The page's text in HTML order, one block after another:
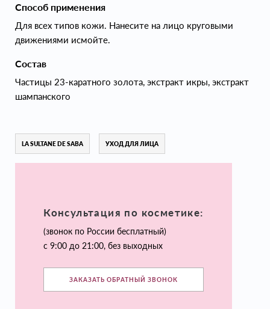
Способ применения
Для всех типов кожи. Нанесите на лицо круговыми
движениями исмойте.
Состав
Частицы 23-каратного золота, экстракт икры, экстракт
шампанского
LA SULTANE DE SABA УХОД ДЛЯ ЛИЦА
Консультация по косметике:
(звонок по России бесплатный)
с 9:00 до 21:00, без выходных
ЗАКАЗАТЬ ОБРАТНЫЙ ЗВОНОК